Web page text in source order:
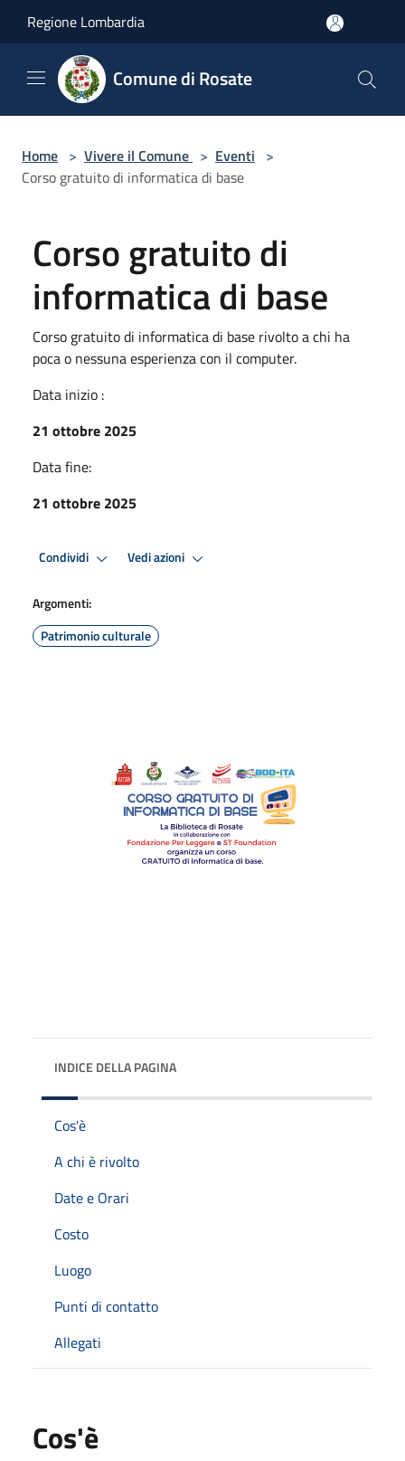
Regione Lombardia
Comune di Rosate
Home > Vivere il Comune > Eventi >
Corso gratuito di informatica di base
Corso gratuito di
informatica di base
Corso gratuito di informatica di base rivolto a chi ha
poca o nessuna esperienza con il computer.
Data inizio :
21 ottobre 2025
Data fine:
21 ottobre 2025
Condividi Vedi azioni
Argomenti:
Patrimonio culturale
INDICE DELLA PAGINA
Cos'è
A chi è rivolto
Date e Orari
Costo
Luogo
Punti di contatto
Allegati
Cos'è